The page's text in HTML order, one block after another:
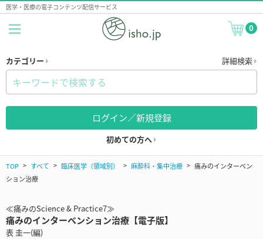
医学・医療の電子コンテンツ配信サービス
0
カテゴリー 詳細検索
ログイン／新規登録
初めての方へ
TOP すべて 臨床医学（領域別） 麻酔科・集中治療
痛みのインターベン
ション治療
≪痛みのScience & Practice7≫
痛みのインターベンション治療【電子版】
表 圭一(編)